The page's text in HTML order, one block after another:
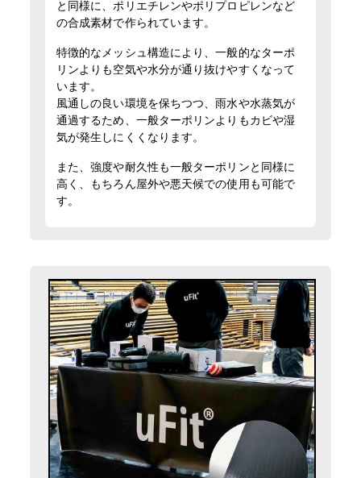
と同様に、ポリエチレンやポリプロピレンなど
の合成素材で作られています。
特徴的なメッシュ構造により、一般的なターポ
リンよりも空気や水分が通り抜けやすくなって
います。
風通しの良い環境を保ちつつ、雨水や水蒸気が
通過するため、一般ターポリンよりもカビや湿
気が発生しにくくなります。
また、強度や耐久性も一般ターポリンと同様に
高く、もちろん屋外や悪天候での使用も可能で
す。